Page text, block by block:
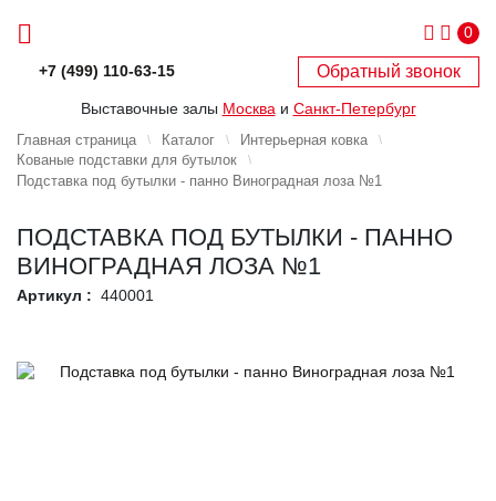
0
+7 (499) 110-63-15 Обратный звонок
Выставочные залы Москва и Санкт-Петербург
Главная страница Каталог
Интерьерная ковка
Кованые подставки для бутылок
Подставка под бутылки - панно Виноградная лоза №1
ПОДСТАВКА ПОД БУТЫЛКИ - ПАННО
ВИНОГРАДНАЯ ЛОЗА №1
Артикул : 440001